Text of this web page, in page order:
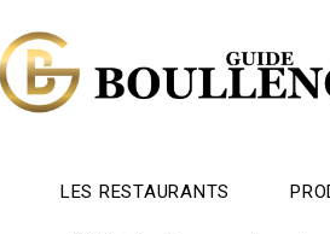
LES RESTAURANTS